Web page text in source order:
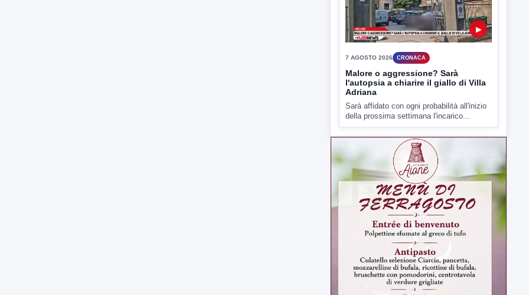
▶
7 AGOSTO 2026 CRONACA
Malore o aggressione? Sarà
l'autopsia a chiarire il giallo di Villa
Adriana
Sarà affidato con ogni probabilità all'inizio
della prossima settimana l'incarico...